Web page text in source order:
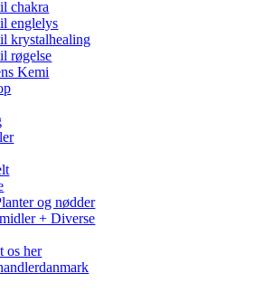
chakra
englelys
krystalhealing
røgelse
Kemi
og nødder
+ Diverse
os her